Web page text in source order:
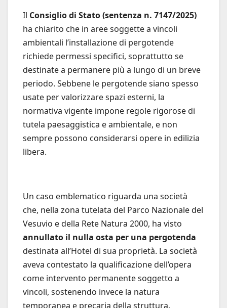
Il Consiglio di Stato (sentenza n. 7147/2025)
ha chiarito che in aree soggette a vincoli
ambientali l’installazione di pergotende
richiede permessi specifici, soprattutto se
destinate a permanere più a lungo di un breve
periodo. Sebbene le pergotende siano spesso
usate per valorizzare spazi esterni, la
normativa vigente impone regole rigorose di
tutela paesaggistica e ambientale, e non
sempre possono considerarsi opere in edilizia
libera.
Un caso emblematico riguarda una società
che, nella zona tutelata del Parco Nazionale del
Vesuvio e della Rete Natura 2000, ha visto
annullato il nulla osta per una pergotenda
destinata all’Hotel di sua proprietà. La società
aveva contestato la qualificazione dell’opera
come intervento permanente soggetto a
vincoli, sostenendo invece la natura
temporanea e precaria della struttura.